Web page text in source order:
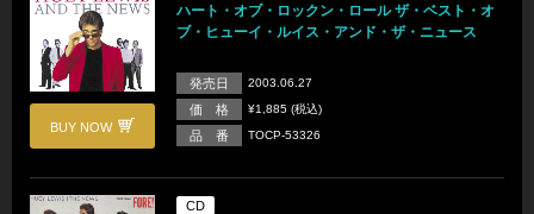
BUY NOW
ハート・オブ・ロックン・ロール ザ・ベスト・オ
ブ・ヒューイ・ルイス・アンド・ザ・ニュース
発売日 2003.06.27
価 格 ¥1,885 (税込)
品 番 TOCP-53326
CD